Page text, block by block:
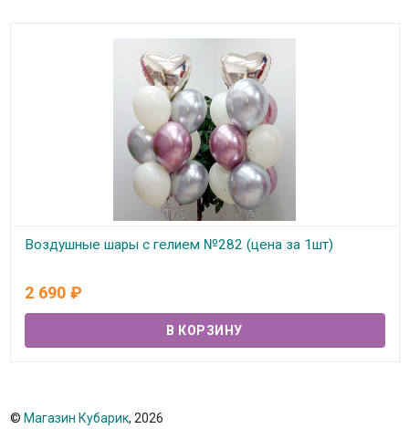
Воздушные шары с гелием №282 (цена за 1шт)
2 690 ₽
© Магазин Кубарик, 2026